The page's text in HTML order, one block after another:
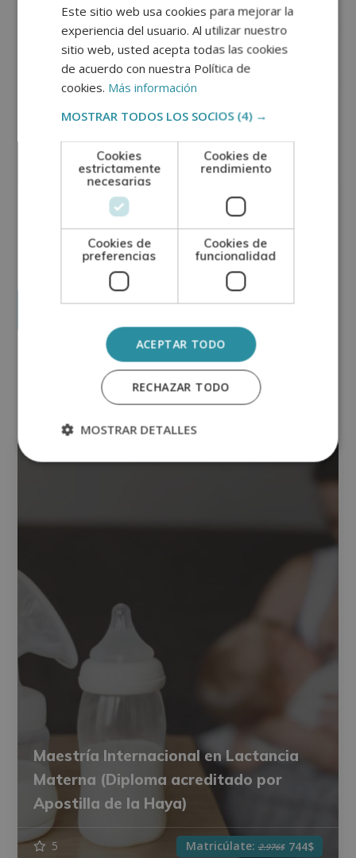
GRUPO TARRACO DE ESCUELAS DE FORMACIÓN DE POSTGRADO, S.L., CIF:
B01589969, Domicilio: C/ Amadeu Vives, 5, Bloque 1 - Bajo C, 43481, La
Finalidad del Tratamiento: Tratamos la información que nos facilita con el
fin de enviarle correos electrónicos de tipo comercial relacionado con
los productos ofrecidos y otros tipo de productos que fueran de su
Derechos: Puede ejercitar sus derechos identificándose suficientemente,
dirigiéndose a la dirección direccion@grupotarraco.com.
Otras titulaciones
Enfermería
Maestría Internacional en Lactancia
Materna (Diploma acreditado por
Apostilla de la Haya)
5 Matricúlate:2.976$ 744$
Este sitio web usa cookies para mejorar la
experiencia del usuario. Al utilizar nuestro
sitio web, usted acepta todas las cookies
de acuerdo con nuestra Política de
cookies. Más información
MOSTRAR TODOS LOS SOCIOS (4) →
Cookies
estrictamente
necesarias
Cookies de
rendimiento
Cookies de
preferencias
Cookies de
funcionalidad
ACEPTAR TODO
RECHAZAR TODO
MOSTRAR DETALLES